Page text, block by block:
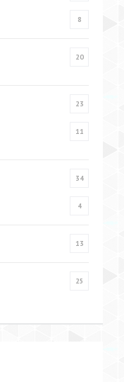
8
20
23
11
34
4
13
25